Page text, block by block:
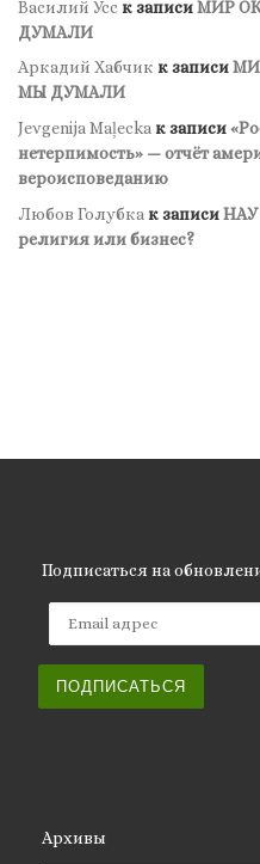
Василий Усс к записиМИР
ДУМАЛИ
Аркадий Хабчик к записи
МЫ ДУМАЛИ
Jevgenija Maļecka к записи
нетерпимость» — отчёт
вероисповеданию
Любов Голубка к записиНАУ
религия или бизнес?
Подписаться на
ПОДПИСАТЬСЯ
Архивы